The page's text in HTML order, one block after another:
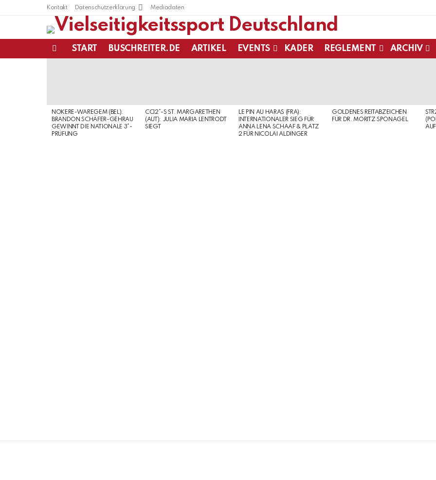
Kontakt Datenschutzerklärung Mediadaten
START BUSCHREITER.DE ARTIKEL EVENTS KADER REGLEMENT ARCHIV
NOKERE-WAREGEM (BEL):
BRANDON SCHÄFER-GEHRAU
GEWINNT DIE NATIONALE 3*-
PRÜFUNG
CCI2*-S ST. MARGARETHEN
(AUT): JULIA MARIA LENTRODT
SIEGT
LE PIN AU HARAS (FRA):
INTERNATIONALER SIEG FÜR
ANNA LENA SCHAAF & PLATZ
2 FÜR NICOLAI ALDINGER
GOLDENES REITABZEICHEN
FÜR DR. MORITZ SPONAGEL